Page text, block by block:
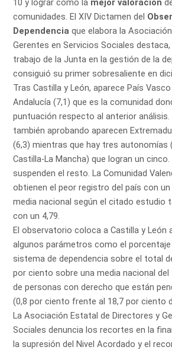
10 y lograr como la mejor valoración
comunidades. El XIV Dictamen del
Dependencia que elabora la
Gerentes en Servicios Sociales
trabajo de la Junta en la gestión de la
consiguió su primer sobresaliente en
Tras Castilla y León, aparece País
Andalucía (7,1) que es la comunidad
puntuación respecto al anterior análisis.
también aprobando aparecen
(6,3) mientras que hay tres autonomías
Castilla-La Mancha) que logran un
suspenden el resto. La Comunidad
obtienen el peor registro del país con un
media nacional según el citado estudio
con un 4,79.
El observatorio coloca a Castilla y León
algunos parámetros como el
sistema de dependencia sobre el total
por ciento sobre una media nacional
de personas con derecho que están
(0,8 por ciento frente al 18,7 por ciento
La Asociación Estatal de Directores y
Sociales denuncia los recortes en la
la supresión del Nivel Acordado y el